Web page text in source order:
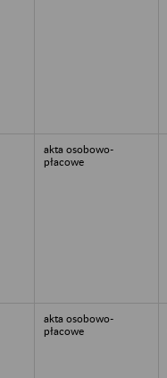
akta osobowo-
płacowe
akta osobowo-
płacowe